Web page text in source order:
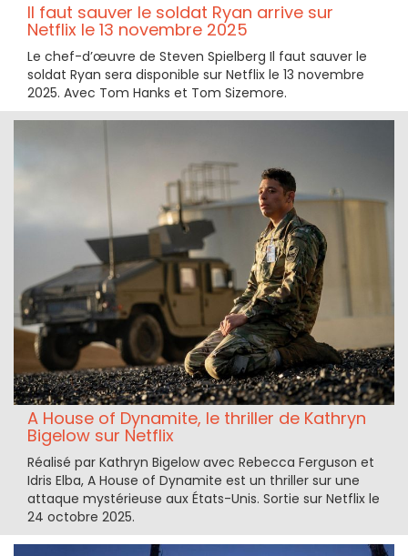
Il faut sauver le soldat Ryan arrive sur
Netflix le 13 novembre 2025
Le chef-d’œuvre de Steven Spielberg Il faut sauver le
soldat Ryan sera disponible sur Netflix le 13 novembre
2025. Avec Tom Hanks et Tom Sizemore.
A House of Dynamite, le thriller de Kathryn
Bigelow sur Netflix
Réalisé par Kathryn Bigelow avec Rebecca Ferguson et
Idris Elba, A House of Dynamite est un thriller sur une
attaque mystérieuse aux États-Unis. Sortie sur Netflix le
24 octobre 2025.